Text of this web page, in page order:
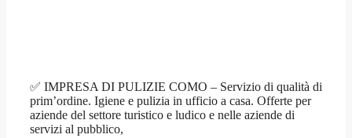
✅ IMPRESA DI PULIZIE COMO – Servizio di qualità di
prim’ordine. Igiene e pulizia in ufficio a casa. Offerte per
aziende del settore turistico e ludico e nelle aziende di
servizi al pubblico,